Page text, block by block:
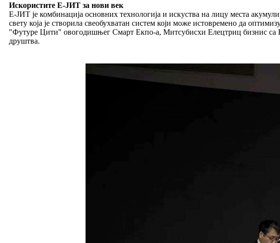
Искористите Е-ЈИТ за нови век
Е-ЈИТ је комбинација основних технологија и искуства на лицу места
свету која је створила свеобухватан систем који може истовремено да
"Футуре Цити" овогодишњег Смарт Екпо-а, Митсубисхи Елецтриц бизнис са Е-
друштва.